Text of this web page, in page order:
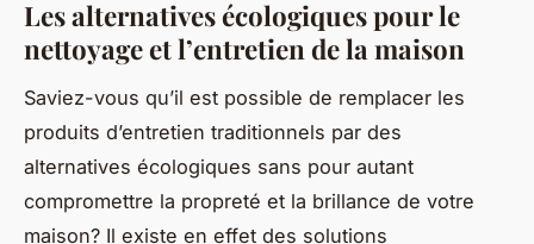
Les alternatives écologiques pour le
nettoyage et l’entretien de la maison
Saviez-vous qu’il est possible de remplacer les
produits d’entretien traditionnels par des
alternatives écologiques sans pour autant
compromettre la propreté et la brillance de votre
maison? Il existe en effet des solutions